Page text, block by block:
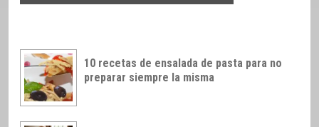
10 recetas de ensalada de pasta para no
preparar siempre la misma